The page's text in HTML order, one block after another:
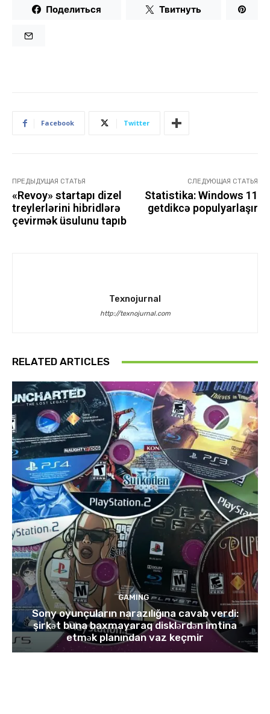
Поделиться Твитнуть
Facebook Twitter
ПРЕДЫДУЩАЯ СТАТЬЯ
«Revoy» startapı dizel
treylerlərini hibridlərə
çevirmək üsulunu tapıb
СЛЕДУЮЩАЯ СТАТЬЯ
Statistika: Windows 11
getdikcə populyarlaşır
Texnojurnal
http://texnojurnal.com
RELATED ARTICLES
GAMING
Sony oyunçuların narazılığına cavab verdi:
şirkət buna baxmayaraq disklərdən imtina
etmək planından vaz keçmir